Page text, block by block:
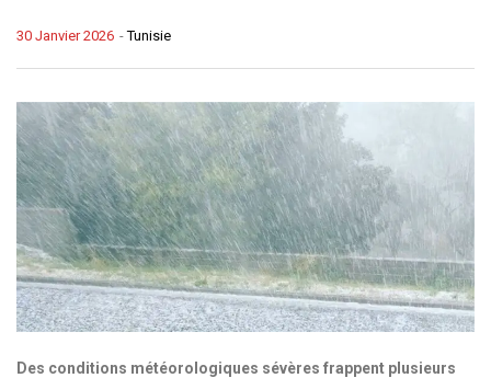
-Tunisie
30 Janvier 2026
Des conditions météorologiques sévères frappent plusieurs